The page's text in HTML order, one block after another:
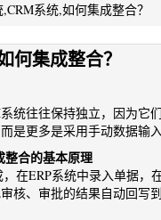
系统,如何集成整合？
何集成整合？
统往往保持独立，因为
是更多是采用手动数据输
整合的基本原理
在ERP系统中录入单据
核、审批的结果自动回写